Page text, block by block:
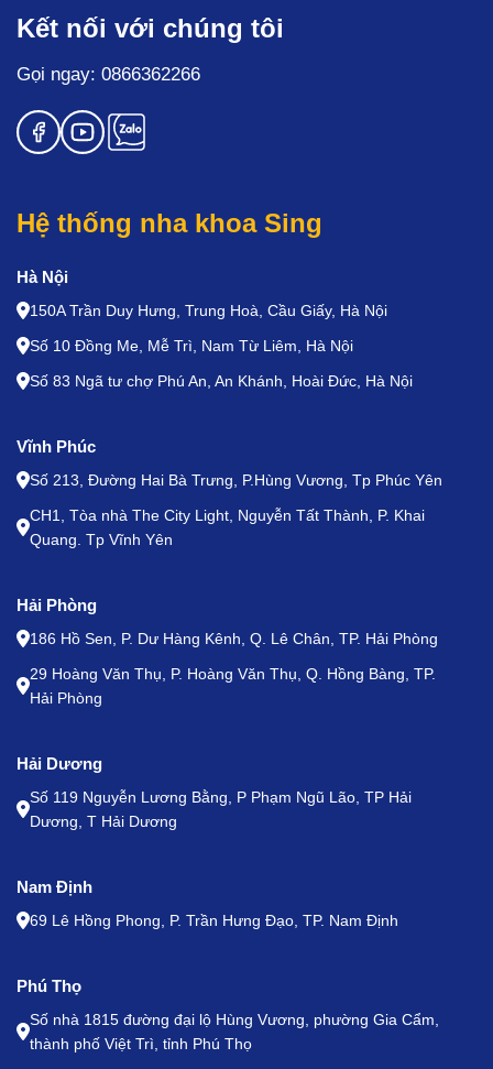
Kết nối với chúng tôi
Gọi ngay: 0866362266
Hệ thống nha khoa Sing
Hà Nội
150A Trần Duy Hưng, Trung Hoà, Cầu Giấy, Hà Nội
Số 10 Đồng Me, Mễ Trì, Nam Từ Liêm, Hà Nội
Số 83 Ngã tư chợ Phú An, An Khánh, Hoài Đức, Hà Nội
Vĩnh Phúc
Số 213, Đường Hai Bà Trưng, P.Hùng Vương, Tp Phúc Yên
CH1, Tòa nhà The City Light, Nguyễn Tất Thành, P. Khai
Quang. Tp Vĩnh Yên
Hải Phòng
186 Hồ Sen, P. Dư Hàng Kênh, Q. Lê Chân, TP. Hải Phòng
29 Hoàng Văn Thụ, P. Hoàng Văn Thụ, Q. Hồng Bàng, TP.
Hải Phòng
Hải Dương
Số 119 Nguyễn Lương Bằng, P Phạm Ngũ Lão, TP Hải
Dương, T Hải Dương
Nam Định
69 Lê Hồng Phong, P. Trần Hưng Đạo, TP. Nam Định
Phú Thọ
Số nhà 1815 đường đại lộ Hùng Vương, phường Gia Cẩm,
thành phố Việt Trì, tỉnh Phú Thọ